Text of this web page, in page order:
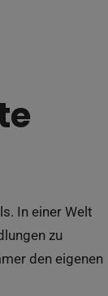
In einer Welt
zu
den eigenen